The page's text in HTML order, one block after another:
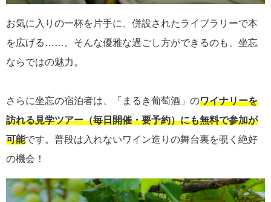
お気に入りの一杯を片手に、併設されたライブラリーで本
を広げる……。そんな優雅な過ごし方ができるのも、坐忘
ならではの魅力。
さらに坐忘の宿泊者は、「まるき葡萄酒」のワイナリーを
訪れる見学ツアー（毎日開催・要予約）にも無料で参加が
可能です。普段は入れないワイン造りの舞台裏を覗く絶好
の機会！